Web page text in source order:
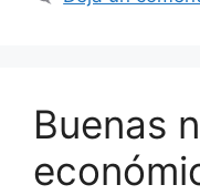
Buenas